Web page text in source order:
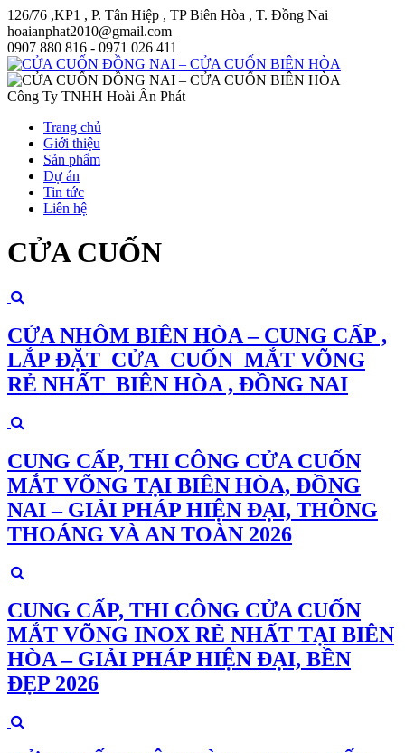
126/76 ,KP1 , P. Tân Hiệp , TP Biên Hòa , T. Đồng Nai
hoaianphat2010@gmail.com
0907 880 816 - 0971 026 411
Công Ty TNHH Hoài Ân Phát
Trang chủ
Giới thiệu
Sản phẩm
Dự án
Tin tức
Liên hệ
CỬA CUỐN
CỬA NHÔM BIÊN HÒA – CUNG CẤP ,
LẮP ĐẶT CỬA CUỐN MẮT VÕNG
RẺ NHẤT BIÊN HÒA , ĐỒNG NAI
CUNG CẤP, THI CÔNG CỬA CUỐN
MẮT VÕNG TẠI BIÊN HÒA, ĐỒNG
NAI – GIẢI PHÁP HIỆN ĐẠI, THÔNG
THOÁNG VÀ AN TOÀN 2026
CUNG CẤP, THI CÔNG CỬA CUỐN
MẮT VÕNG INOX RẺ NHẤT TẠI BIÊN
HÒA – GIẢI PHÁP HIỆN ĐẠI, BỀN
ĐẸP 2026